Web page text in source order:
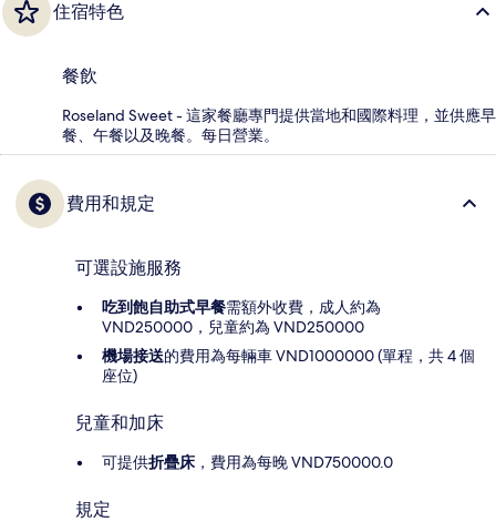
住宿特色
餐飲
Roseland Sweet - 這家餐廳專門提供當地和國際料理，並供應早
餐、午餐以及晚餐。每日營業。
費用和規定
可選設施服務
吃到飽自助式早餐需額外收費，成人約為
VND250000，兒童約為 VND250000
機場接送的費用為每輛車 VND1000000 (單程，共 4 個
座位)
兒童和加床
可提供折疊床 ，費用為每晚 VND750000.0
規定